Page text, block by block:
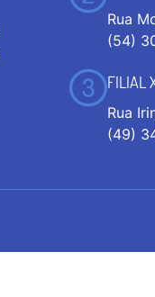
Rua
(54)
FILIAL
Rua
(49)